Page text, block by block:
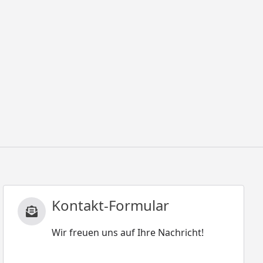
Kontakt-Formular
Wir freuen uns auf Ihre Nachricht!